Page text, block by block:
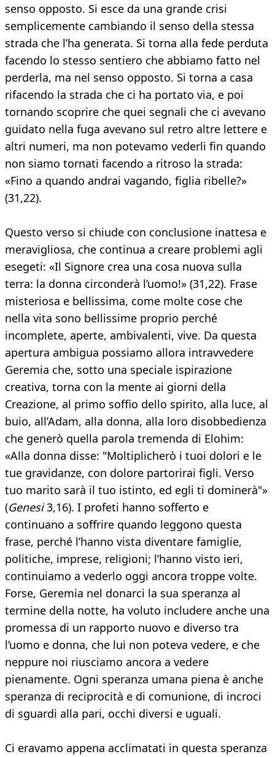
senso opposto. Si esce da una grande crisi
semplicemente cambiando il senso della stessa
strada che l’ha generata. Si torna alla fede perduta
facendo lo stesso sentiero che abbiamo fatto nel
perderla, ma nel senso opposto. Si torna a casa
rifacendo la strada che ci ha portato via, e poi
tornando scoprire che quei segnali che ci avevano
guidato nella fuga avevano sul retro altre lettere e
altri numeri, ma non potevamo vederli fin quando
non siamo tornati facendo a ritroso la strada:
«Fino a quando andrai vagando, figlia ribelle?»
(31,22).
Questo verso si chiude con conclusione inattesa e
meravigliosa, che continua a creare problemi agli
esegeti: «Il Signore crea una cosa nuova sulla
terra: la donna circonderà l’uomo!» (31,22). Frase
misteriosa e bellissima, come molte cose che
nella vita sono bellissime proprio perché
incomplete, aperte, ambivalenti, vive. Da questa
apertura ambigua possiamo allora intravvedere
Geremia che, sotto una speciale ispirazione
creativa, torna con la mente ai giorni della
Creazione, al primo soffio dello spirito, alla luce, al
buio, all’Adam, alla donna, alla loro disobbedienza
che generò quella parola tremenda di Elohim:
«Alla donna disse: "Moltiplicherò i tuoi dolori e le
tue gravidanze, con dolore partorirai figli. Verso
tuo marito sarà il tuo istinto, ed egli ti dominerà"»
(Genesi3,16). I profeti hanno sofferto e
continuano a soffrire quando leggono questa
frase, perché l’hanno vista diventare famiglie,
politiche, imprese, religioni; l’hanno visto ieri,
continuiamo a vederlo oggi ancora troppe volte.
Forse, Geremia nel donarci la sua speranza al
termine della notte, ha voluto includere anche una
promessa di un rapporto nuovo e diverso tra
l’uomo e donna, che lui non poteva vedere, e che
neppure noi riusciamo ancora a vedere
pienamente. Ogni speranza umana piena è anche
speranza di reciprocità e di comunione, di incroci
di sguardi alla pari, occhi diversi e uguali.
Ci eravamo appena acclimatati in questa speranza